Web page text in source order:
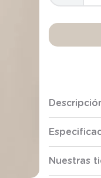
Nuestras